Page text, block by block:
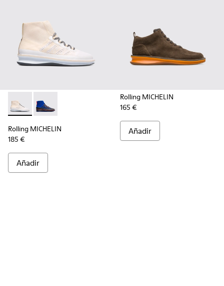
Rolling MICHELIN - K300230-004 - Multicolor
Rolling MICHELIN - K300230-002 - Multicolor
Rolling MICHELIN
185 €
Añadir
Rolling MICHELIN
165 €
Añadir